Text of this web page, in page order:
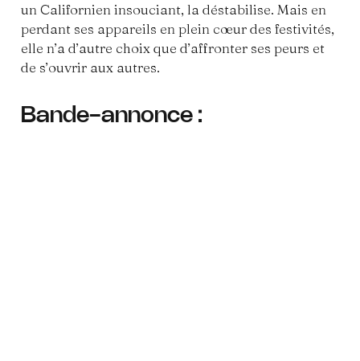
un Californien insouciant, la déstabilise. Mais en
perdant ses appareils en plein cœur des festivités,
elle n’a d’autre choix que d’affronter ses peurs et
de s’ouvrir aux autres.
Bande-annonce :